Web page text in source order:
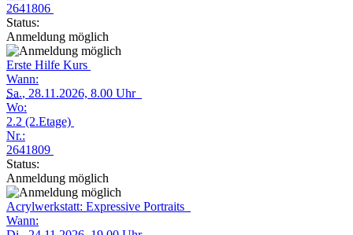
2641806
Status:
Anmeldung möglich
Erste Hilfe Kurs
Wann:
Sa., 28.11.2026, 8.00 Uhr
Wo:
2.2 (2.Etage)
Nr.:
2641809
Status:
Anmeldung möglich
Acrylwerkstatt: Expressive Portraits
Wann: